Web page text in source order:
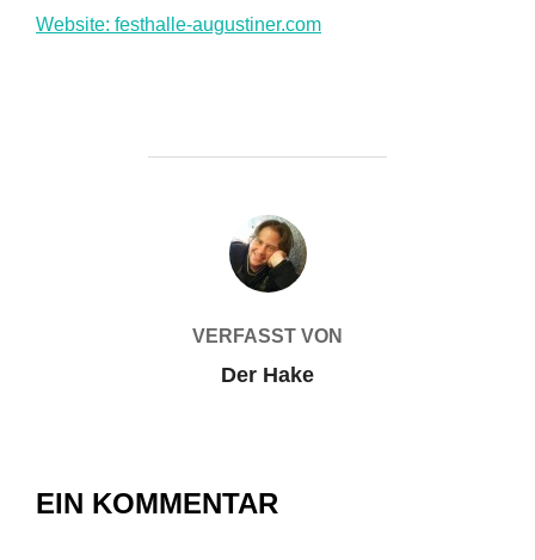
Website: festhalle-augustiner.com
BEITRAGSAUTOR
VERFASST VON
Der Hake
EIN KOMMENTAR